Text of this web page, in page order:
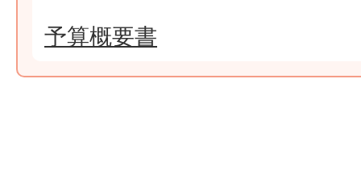
予算概要書